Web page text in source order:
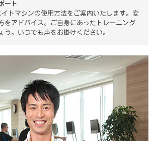
ート
トマシンの使用方法をご案内いたします。安
をアドバイス。ご自身にあったトレーニング
う。いつでも声をお掛けください。